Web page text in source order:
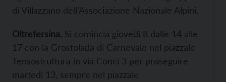
di Villazzano dell’Associazione Nazionale Alpini.
Oltrefersina. Si comincia giovedì 8 dalle 14 alle
17 con la Grostolada di Carnevale nel piazzale
Tensostruttura in via Conci 3 per proseguire
martedì 13, sempre nel piazzale